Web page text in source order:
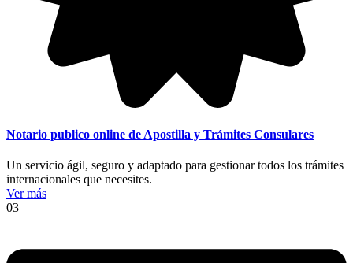
Notario publico online de Apostilla y Trámites Consulares
Un servicio ágil, seguro y adaptado para gestionar todos los trámites
internacionales que necesites.
Ver más
03